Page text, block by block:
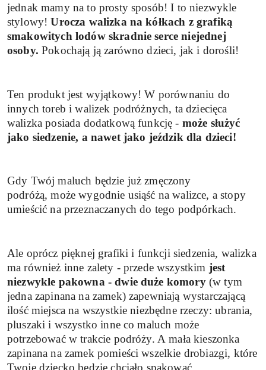
jednak mamy na to prosty sposób! I to niezwykle
stylowy!Urocza walizka na kółkach z grafiką
smakowitych lodów skradnie serce niejednej
osoby. Pokochają ją zarówno dzieci, jak i dorośli!
Ten produkt jest wyjątkowy! W porównaniu do
innych toreb i walizek podróżnych, ta dziecięca
walizka posiada dodatkową funkcję - może służyć
jako siedzenie, a nawet jako jeździk dla dzieci!
Gdy Twój maluch będzie już zmęczony
podróżą, może wygodnie usiąść na walizce, a stopy
umieścić na przeznaczanych do tego podpórkach.
Ale oprócz pięknej grafiki i funkcji siedzenia, walizka
ma również inne zalety - przede wszystkim jest
niezwykle pakowna - dwie duże komory(w tym
jedna zapinana na zamek) zapewniają wystarczającą
ilość miejsca na wszystkie niezbędne rzeczy: ubrania,
pluszaki i wszystko inne co maluch może
potrzebować w trakcie podróży. A mała kieszonka
zapinana na zamek pomieści wszelkie drobiazgi, które
Twoje dziecko będzie chciało spakować.